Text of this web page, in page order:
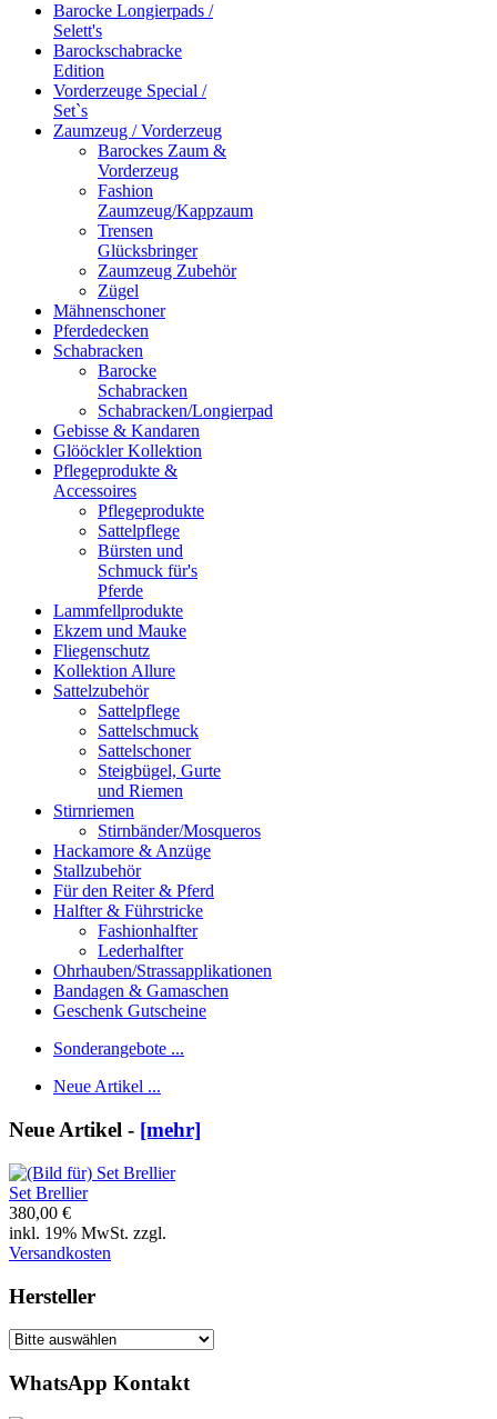
Barocke Longierpads /
Selett's
Barockschabracke
Edition
Vorderzeuge Special /
Set`s
Zaumzeug / Vorderzeug
Barockes Zaum &
Vorderzeug
Fashion
Zaumzeug/Kappzaum
Trensen
Glücksbringer
Zaumzeug Zubehör
Zügel
Mähnenschoner
Pferdedecken
Schabracken
Barocke
Schabracken
Schabracken/Longierpad
Gebisse & Kandaren
Glööckler Kollektion
Pflegeprodukte &
Accessoires
Pflegeprodukte
Sattelpflege
Bürsten und
Schmuck für's
Pferde
Lammfellprodukte
Ekzem und Mauke
Fliegenschutz
Kollektion Allure
Sattelzubehör
Sattelpflege
Sattelschmuck
Sattelschoner
Steigbügel, Gurte
und Riemen
Stirnriemen
Stirnbänder/Mosqueros
Hackamore & Anzüge
Stallzubehör
Für den Reiter & Pferd
Halfter & Führstricke
Fashionhalfter
Lederhalfter
Ohrhauben/Strassapplikationen
Bandagen & Gamaschen
Geschenk Gutscheine
Sonderangebote ...
Neue Artikel ...
Neue Artikel - [mehr]
Set Brellier
380,00 €
inkl. 19% MwSt. zzgl.
Versandkosten
Hersteller
WhatsApp Kontakt